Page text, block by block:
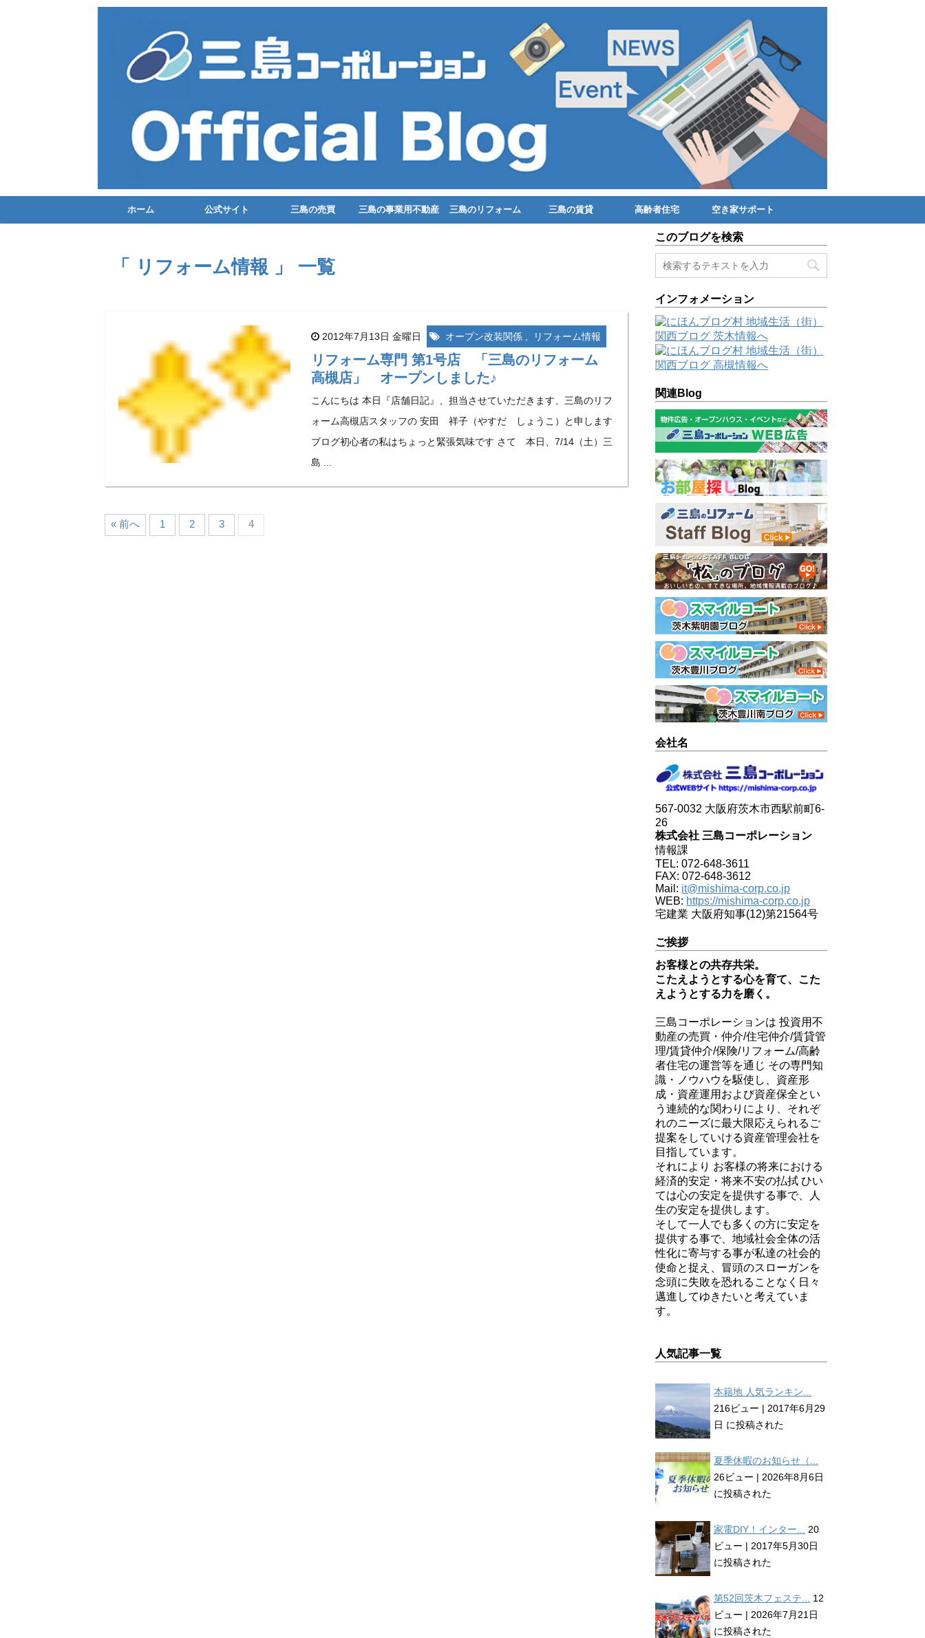
ホーム 公式サイト 三島の売買 三島の事業用不動産 三島のリフォーム 三島の賃貸 高齢者住宅 空き家サポート
「 リフォーム情報 」 一覧
2012年7月13日 金曜日 オープン改装関係 リフォーム情報
リフォーム専門 第1号店 「三島のリフォーム
高槻店」 オープンしました♪
こんにちは 本日『店舗日記』、担当させていただきます、三島のリフ
ォーム高槻店スタッフの 安田 祥子（やすだ しょうこ）と申します
ブログ初心者の私はちょっと緊張気味です さて 本日、7/14（土）三
島 ...
« 前へ 1 2 3 4
このブログを検索
インフォメーション
関連Blog
会社名
567-0032 大阪府茨木市西駅前町6-
26
株式会社 三島コーポレーション
情報課
TEL: 072-648-3611
FAX: 072-648-3612
Mail: it@mishima-corp.co.jp
WEB: https://mishima-corp.co.jp
宅建業 大阪府知事(12)第21564号
ご挨拶
お客様との共存共栄。
こたえようとする心を育て、こた
えようとする力を磨く。
三島コーポレーションは 投資用不
動産の売買・仲介/住宅仲介/賃貸管
理/賃貸仲介/保険/リフォーム/高齢
者住宅の運営等を通じ その専門知
識・ノウハウを駆使し、資産形
成・資産運用および資産保全とい
う連続的な関わりにより、それぞ
れのニーズに最大限応えられるご
提案をしていける資産管理会社を
目指しています。
それにより お客様の将来における
経済的安定・将来不安の払拭 ひい
ては心の安定を提供する事で、人
生の安定を提供します。
そして一人でも多くの方に安定を
提供する事で、地域社会全体の活
性化に寄与する事が私達の社会的
使命と捉え、冒頭のスローガンを
念頭に失敗を恐れることなく日々
邁進してゆきたいと考えていま
す。
人気記事一覧
本籍地 人気ランキン...
216ビュー | 2017年6月29
日 に投稿された
夏季休暇のお知らせ（...
26ビュー | 2026年8月6日
に投稿された
家電DIY！インター... 20
ビュー | 2017年5月30日
に投稿された
第52回茨木フェステ... 12
ビュー | 2026年7月21日
に投稿された